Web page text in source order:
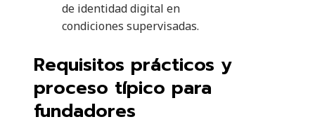
de identidad digital en
condiciones supervisadas.
Requisitos prácticos y
proceso típico para
fundadores